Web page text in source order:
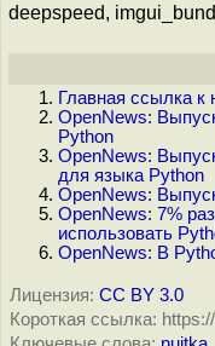
deepspeed,
Главная ссылка к
OpenNews:
Python
OpenNews:
для языка Python
OpenNews:
OpenNews: 7%
использовать
OpenNews: В
Лицензия: CC BY 3.0
Короткая ссылка: